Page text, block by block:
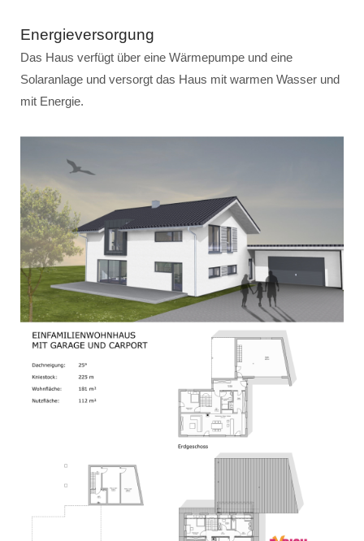
Energieversorgung
Das Haus verfügt über eine Wärmepumpe und eine
Solaranlage und versorgt das Haus mit warmen Wasser und
mit Energie.